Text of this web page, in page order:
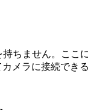
持ちません。こ
メラに接続でき